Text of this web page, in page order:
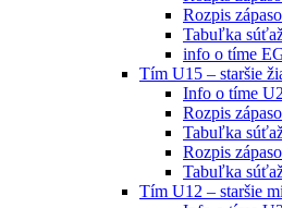
Rozpis
Tabuľka
info o tíme
Tím U15 – staršie
Info o tíme
Rozpis
Tabuľka
Rozpis
Tabuľka
Tím U12 – staršie